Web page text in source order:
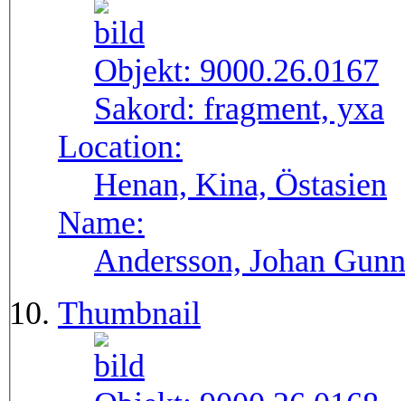
Objekt: 9000.26.0167
Sakord: fragment, yxa
Location:
Henan, Kina, Östasien
Name:
Andersson, Johan
Thumbnail